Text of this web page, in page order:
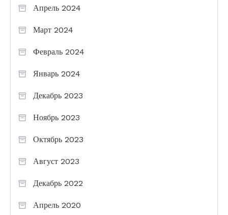
Апрель 2024
Март 2024
Февраль 2024
Январь 2024
Декабрь 2023
Ноябрь 2023
Октябрь 2023
Август 2023
Декабрь 2022
Апрель 2020